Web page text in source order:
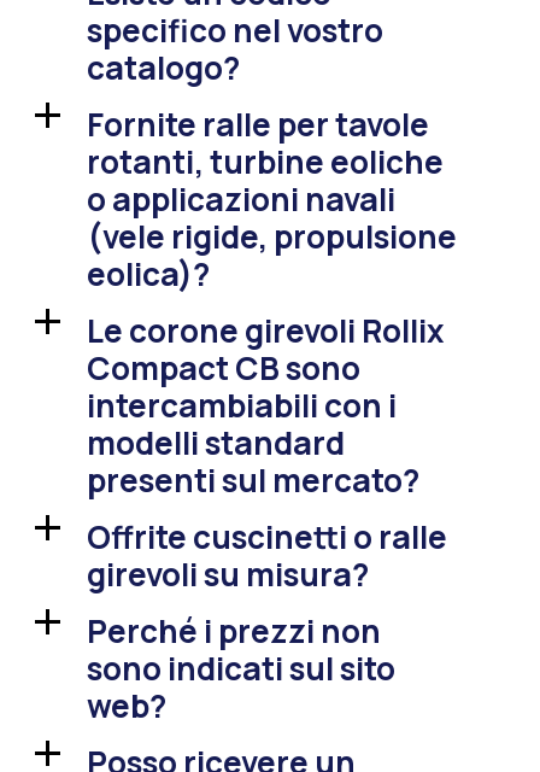
specifico nel vostro
catalogo?
a
Fornite ralle per tavole
rotanti, turbine eoliche
o applicazioni navali
(vele rigide, propulsione
eolica)?
a
Le corone girevoli Rollix
Compact CB sono
intercambiabili con i
modelli standard
presenti sul mercato?
a
Offrite cuscinetti o ralle
girevoli su misura?
a
Perché i prezzi non
sono indicati sul sito
web?
a
Posso ricevere un